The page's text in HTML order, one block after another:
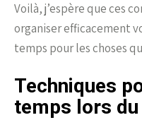
Voilà, j’espère que ces
organiser efficacement
temps pour les choses
Techniques
temps lors